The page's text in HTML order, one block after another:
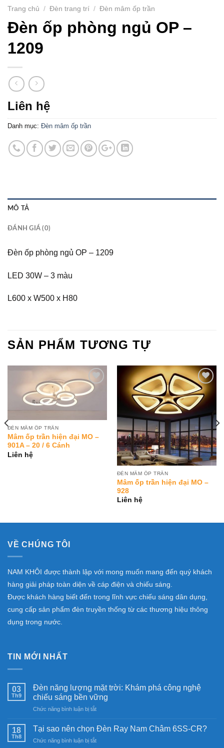
Trang chủ / Đèn trang trí / Đèn mâm ốp trần
Đèn ốp phòng ngủ OP –
1209
Liên hệ
Danh mục: Đèn mâm ốp trần
MÔ TẢ
ĐÁNH GIÁ (0)
Đèn ốp phòng ngủ OP – 1209
LED 30W – 3 màu
L600 x W500 x H80
SẢN PHẨM TƯƠNG TỰ
Add to
ĐÈN MÂM ỐP TRẦN
Mâm ốp trần hiện đại MO –
901A – 20 / 6 Cánh
Liên hệ
Add to
Wishlist
ĐÈN MÂM ỐP TRẦN
Mâm ốp trần hiện đại MO –
928
Liên hệ
VỀ CHÚNG TÔI
NAM KHÔI được thành lập với mong muốn mang đến quý khách
hàng giải pháp toàn diện về cáp điện và chiếu sáng.
Được khách hàng biết đến trong lĩnh vực chiếu sáng dân dụng,
cung cấp sản phẩm đèn truyền thống từ các thương hiệu thông
dụng trong nước.
TIN MỚI NHẤT
03
Th9
Đèn năng lượng mặt trời: Khám phá công nghệ
chiếu sáng bền vững
Chức năng bình luận bị tắtở
năng
mặt
18
Th8
Tại sao nên chọn Đèn Ray Nam Châm 6SS-CR?
Chức năng bình luận bị tắtở